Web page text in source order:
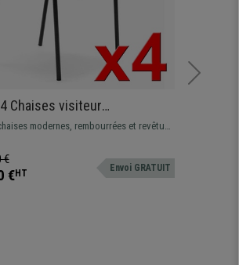
Chaises visiteur
Assise Ergonomique
Empilable, Noir
modernes, rembourrées et revêtues
un confort maximal. Disponible en
€
€HT Envoi GRATUIT